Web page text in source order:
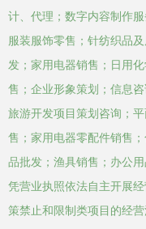
计、代理；数字内容制作
服装服饰零售；针纺织品
发；家用电器销售；日用
售；企业形象策划；信息
旅游开发项目策划咨询；
售；家用电器零配件销售
品批发；渔具销售；办公
凭营业执照依法自主开展
策禁止和限制类项目的经营